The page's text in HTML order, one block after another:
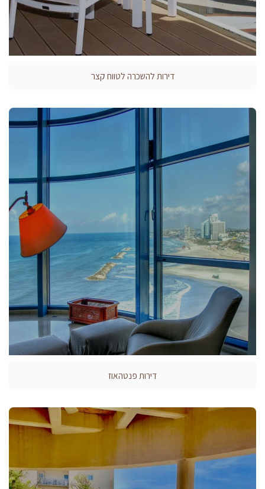
דירות להשכרה לטווח קצר
דירות פנטהאוז